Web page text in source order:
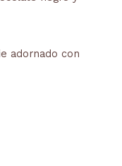
adornado con